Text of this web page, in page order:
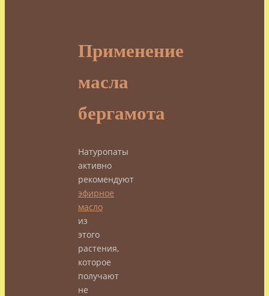
Применение
масла
бергамота
Натуропаты
активно
рекомендуют
эфирное
масло
из
этого
растения,
которое
получают
не